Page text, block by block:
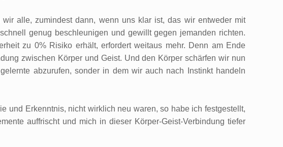
alle, zumindest dann, wenn uns klar ist, das wir entweder mit
genug beschleunigen und gewillt gegen jemanden richten.
zu 0% Risiko erhält, erfordert weitaus mehr. Denn am Ende
zwischen Körper und Geist. Und den Körper schärfen wir nun
abzurufen, sonder in dem wir auch nach Instinkt handeln
und Erkenntnis, nicht wirklich neu waren, so habe ich festgestellt,
auffrischt und mich in dieser Körper-Geist-Verbindung tiefer